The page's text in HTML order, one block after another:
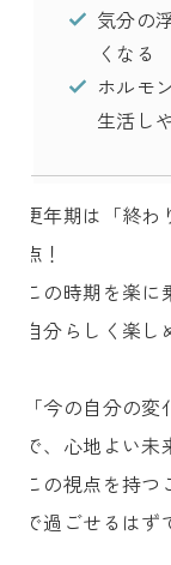
気分の
くなる
ホルモ
生活し
更年期は「終
点！
この時期を楽
自分らしく楽し
「今の自分の
で、心地よい未
この視点を持
で過ごせるはず